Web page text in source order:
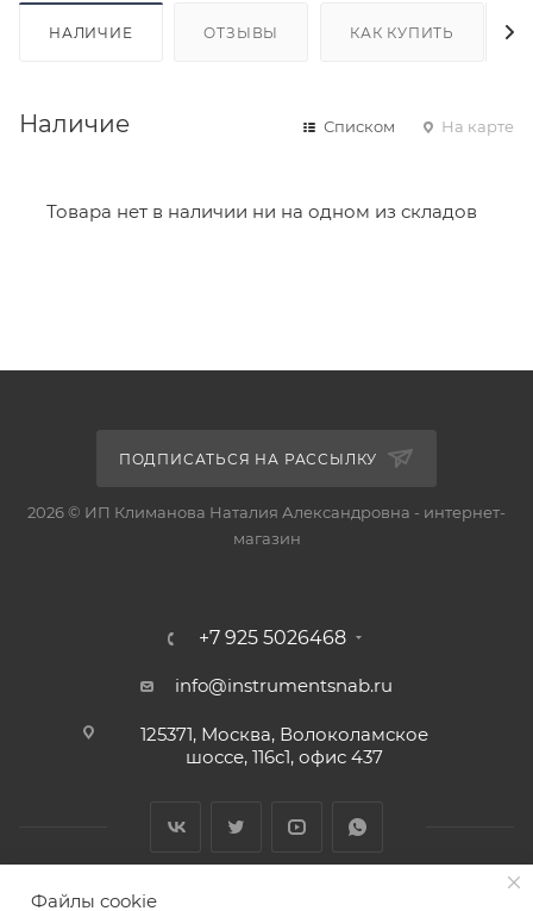
НАЛИЧИЕ ОТЗЫВЫ КАК КУПИТЬ
Наличие Списком На карте
Товара нет в наличии ни на одном из складов
ПОДПИСАТЬСЯ НА РАССЫЛКУ
2026 © ИП Климанова Наталия Александровна - интернет-
магазин
+7 925 5026468
info@instrumentsnab.ru
125371, Москва, Волоколамское
шоссе, 116с1, офис 437
Файлы cookie